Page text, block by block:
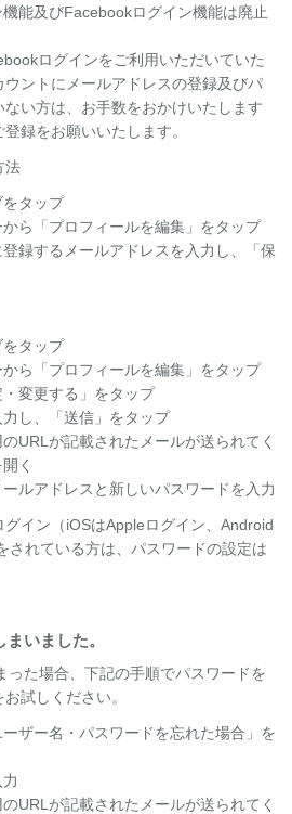
能及びFacebookログイン機能は廃止
ログインをご利用いただいていた
ントにメールアドレスの登録及びパ
い方は、お手数をおかけいたします
録をお願いいたします。
法
をタップ
ら「プロフィールを編集」をタップ
登録するメールアドレスを入力し、「保
をタップ
ら「プロフィールを編集」をタップ
・変更する」をタップ
し、「送信」をタップ
URLが記載されたメールが送られてく
く
ルアドレスと新しいパスワードを入力
イン（iOSはAppleログイン、Android
されている方は、パスワードの設定は
いました。
った場合、下記の手順でパスワードを
試しください。
ザー名・パスワードを忘れた場合」を
URLが記載されたメールが送られてく